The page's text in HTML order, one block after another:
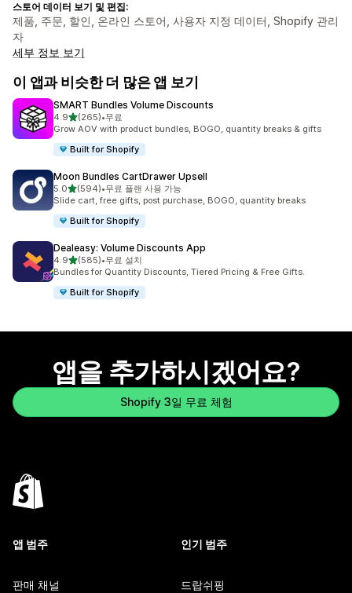
스토어 데이터 보기 및 편집:
제품, 주문, 할인, 온라인 스토어, 사용자 지정 데이터, Shopify 관리
자
세부 정보 보기
이 앱과 비슷한 더 많은 앱 보기
SMART Bundles Volume Discounts
4.9별 5개 중
(265)
총 리뷰 265개
•무료
Grow AOV with product bundles, BOGO, quantity breaks & gifts
Built for Shopify
Moon Bundles CartDrawer Upsell
5.0별 5개 중
(594)
총 리뷰 594개
•무료 플랜 사용 가능
Slide cart, free gifts, post purchase, BOGO, quantity breaks
Built for Shopify
Dealeasy: Volume Discounts App
4.9별 5개 중
(585)
총 리뷰 585개
•무료 설치
Bundles for Quantity Discounts, Tiered Pricing & Free Gifts.
Built for Shopify
앱을 추가하시겠어요?
Shopify 3일 무료 체험
앱 범주
판매 채널
인기 범주
드랍쉬핑